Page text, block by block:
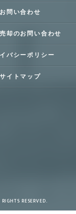
お問い合わせ
却のお問い合わせ
バシーポリシー
サイトマップ
RESERVED.